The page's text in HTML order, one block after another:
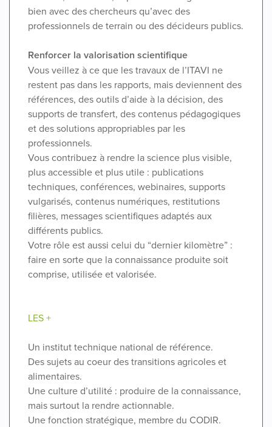
bien avec des chercheurs qu’avec des
professionnels de terrain ou des décideurs publics.
Renforcer la valorisation scientifique
Vous veillez à ce que les travaux de l’ITAVI ne
restent pas dans les rapports, mais deviennent des
références, des outils d’aide à la décision, des
supports de transfert, des contenus pédagogiques
et des solutions appropriables par les
professionnels.
Vous contribuez à rendre la science plus visible,
plus accessible et plus utile : publications
techniques, conférences, webinaires, supports
vulgarisés, contenus numériques, restitutions
filières, messages scientifiques adaptés aux
différents publics.
Votre rôle est aussi celui du “dernier kilomètre” :
faire en sorte que la connaissance produite soit
comprise, utilisée et valorisée.
LES +
Un institut technique national de référence.
Des sujets au coeur des transitions agricoles et
alimentaires.
Une culture d’utilité : produire de la connaissance,
mais surtout la rendre actionnable.
Une fonction stratégique, membre du CODIR.